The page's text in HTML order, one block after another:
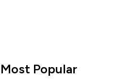
Most Popular